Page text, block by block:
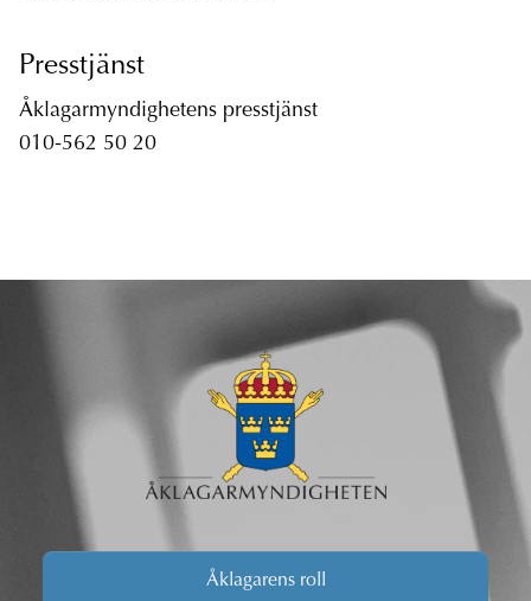
Presstjänst
Åklagarmyndighetens presstjänst
010-562 50 20
Åklagarens roll